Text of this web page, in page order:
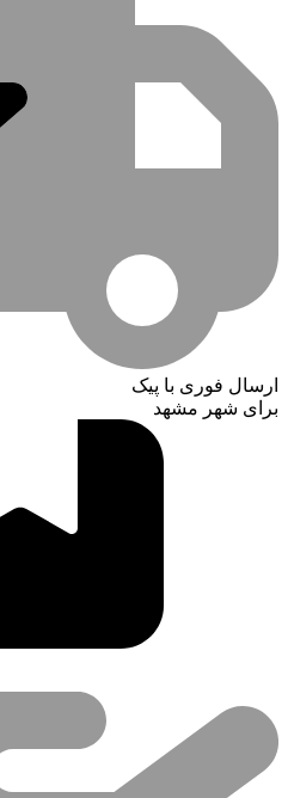
ارسال فوری با پیک
برای شهر مشهد